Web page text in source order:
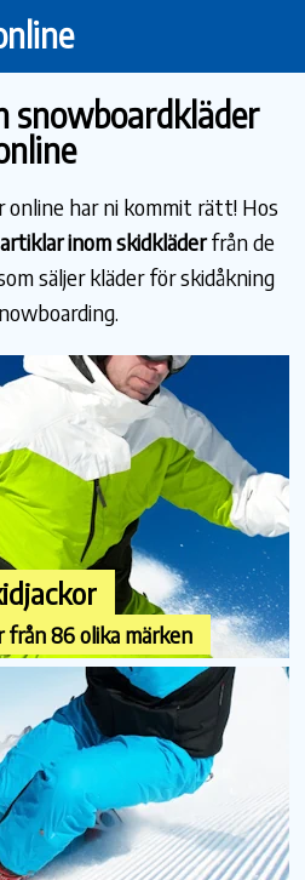
snowboardkläder
online har ni kommit rätt! Hos
inom skidkläderfrån de
säljer kläder för skidåkning
från 86 olika märken